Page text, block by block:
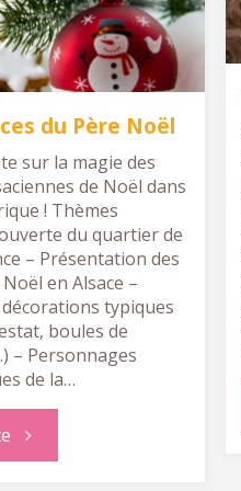
à
Strasbourg"
du Père Noël
sur la magie des
de Noël dans
! Thèmes
du quartier de
– Présentation des
en Alsace –
typiques
boules de
– Personnages
de la…
"Sur